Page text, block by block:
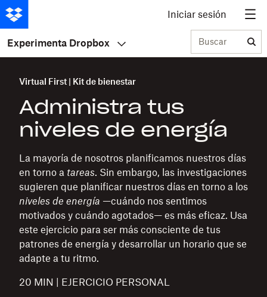
Iniciar sesión
Experimenta Dropbox Buscar
Virtual First | Kit de bienestar
Administra tus
niveles de energía
La mayoría de nosotros planificamos nuestros días
en torno a tareas. Sin embargo, las investigaciones
sugieren que planificar nuestros días en torno a los
niveles de energía —cuándo nos sentimos
motivados y cuándo agotados— es más eficaz. Usa
este ejercicio para ser más consciente de tus
patrones de energía y desarrollar un horario que se
adapte a tu ritmo.
20 MIN | EJERCICIO PERSONAL